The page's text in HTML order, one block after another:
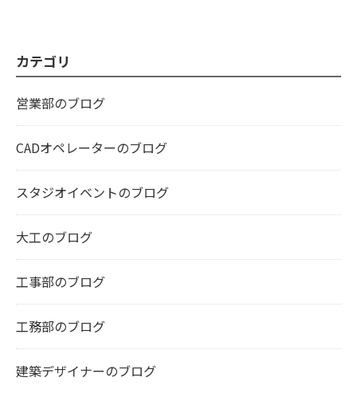
カテゴリ
営業部のブログ
CADオペレーターのブログ
スタジオイベントのブログ
大工のブログ
工事部のブログ
工務部のブログ
建築デザイナーのブログ